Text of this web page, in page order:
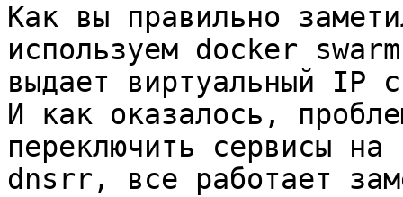
Как вы правильно
используем docker
выдает виртуальный IP
И как оказалось,
переключить сервисы на
dnsrr, все работает